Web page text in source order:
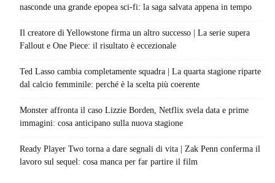
nasconde una grande epopea sci-fi: la saga salvata appena in tempo
Il creatore di Yellowstone firma un altro successo | La serie supera
Fallout e One Piece: il risultato è eccezionale
Ted Lasso cambia completamente squadra | La quarta stagione riparte
dal calcio femminile: perché è la scelta più coerente
Monster affronta il caso Lizzie Borden, Netflix svela data e prime
immagini: cosa anticipano sulla nuova stagione
Ready Player Two torna a dare segnali di vita | Zak Penn conferma il
lavoro sul sequel: cosa manca per far partire il film